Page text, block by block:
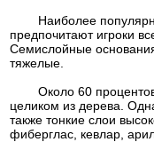
Наиболее
предпочитают игроки
Семислойные
тяжелые.
Около 60 процентов
целиком из дерева.
также тонкие слои
фиберглас, кевлар,